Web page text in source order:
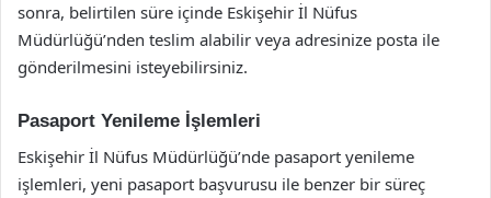
sonra, belirtilen süre içinde Eskişehir İl Nüfus
Müdürlüğü’nden teslim alabilir veya adresinize posta ile
gönderilmesini isteyebilirsiniz.
Pasaport Yenileme İşlemleri
Eskişehir İl Nüfus Müdürlüğü’nde pasaport yenileme
işlemleri, yeni pasaport başvurusu ile benzer bir süreç